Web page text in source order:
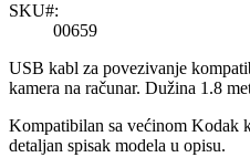
SKU#:
00659
USB kabl za povezivanje
kamera na računar. Dužina 1.8
Kompatibilan sa većinom Kodak
detaljan spisak modela u opisu.